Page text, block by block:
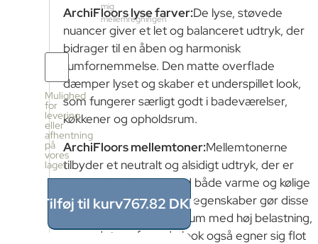
mig
mellemregningen
Antal
fliser
pr.
kasse
50
stk
≈
1.12m²
Pris
kasse
767.82
DKK
Mulighed
for
levering
eller
afhentning
på
vores
lager
Tilføj til kurv767.82 DKK
ArchiFloors lyse farver:De lyse, støvede
nuancer giver et let og balanceret udtryk, der
bidrager til en åben og harmonisk
rumfornemmelse. Den matte overflade
dæmper lyset og skaber et underspillet look,
som fungerer særligt godt i badeværelser,
køkkener og opholdsrum.
ArchiFloors mellemtoner:Mellemtonerne
tilbyder et neutralt og alsidigt udtryk, der er
nemt at kombinere med både varme og kølige
materialer. Overfladens egenskaber gør disse
farver ideelle til gulve i rum med høj belastning,
mens det ensfarvede look også egner sig flot